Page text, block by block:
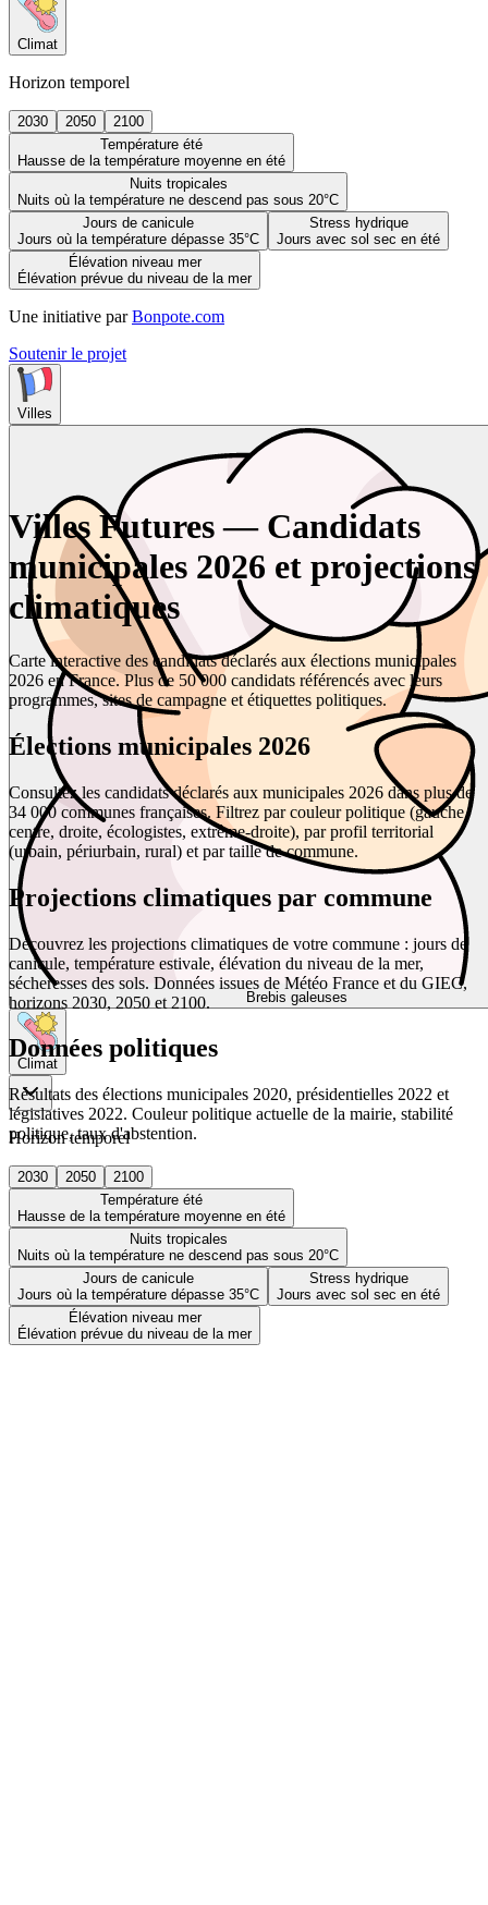
Climat
Horizon temporel
2030 2050
2100
Température été
Hausse de la température moyenne en été
Nuits tropicales
Nuits où la température ne descend pas sous 20°C
Jours de canicule
Jours où la température dépasse 35°C
Stress hydrique
Jours avec sol sec en été
Élévation niveau mer
Élévation prévue du niveau de la mer
Une initiative par Bonpote.com
Soutenir le projet
Villes
Brebis galeuses
Climat
Horizon temporel
2030 2050
2100
Température été
Hausse de la température moyenne en été
Nuits tropicales
Nuits où la température ne descend pas sous 20°C
Jours de canicule
Jours où la température dépasse 35°C
Stress hydrique
Jours avec sol sec en été
Élévation niveau mer
Élévation prévue du niveau de la mer
Villes Futures — Candidats
municipales 2026 et projections
climatiques
Carte interactive des candidats déclarés aux élections municipales
2026 en France. Plus de 50 000 candidats référencés avec leurs
programmes, sites de campagne et étiquettes politiques.
Élections municipales 2026
Consultez les candidats déclarés aux municipales 2026 dans plus de
34 000 communes françaises. Filtrez par couleur politique (gauche,
centre, droite, écologistes, extrême-droite), par profil territorial
(urbain, périurbain, rural) et par taille de commune.
Projections climatiques par commune
Découvrez les projections climatiques de votre commune : jours de
canicule, température estivale, élévation du niveau de la mer,
sécheresses des sols. Données issues de Météo France et du GIEC,
horizons 2030, 2050 et 2100.
Données politiques
Résultats des élections municipales 2020, présidentielles 2022 et
législatives 2022. Couleur politique actuelle de la mairie, stabilité
politique, taux d'abstention.